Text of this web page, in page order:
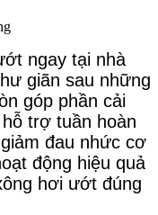
ngay tại nhà
giãn sau những
góp phần cải
trợ tuần hoàn
đau nhức cơ
động hiệu quả
hơi ướt đúng